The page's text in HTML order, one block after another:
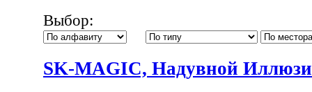
Выбор:
SK-MAGIC, Надувной